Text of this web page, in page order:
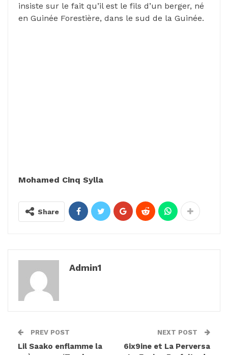
insiste sur le fait qu’il est le fils d’un berger, né
en Guinée Forestière, dans le sud de la Guinée.
Mohamed Cinq Sylla
Share
Admin1
PREV POST
Lil Saako enflamme la
NEXT POST
6ix9ine et La Perversa